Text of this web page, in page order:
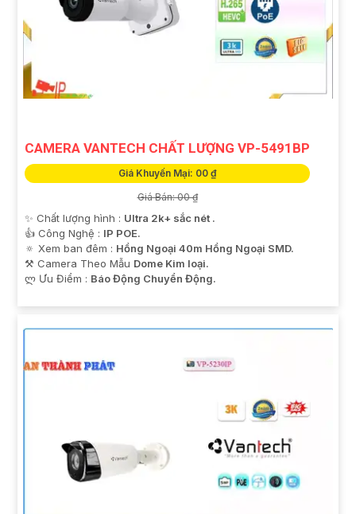
CAMERA VANTECH CHẤT LƯỢNG VP-5491BP
Giá Khuyến Mại: 00 ₫
Giá Bán: 00 ₫
✨ Chất lượng hình : Ultra 2k+ sắc nét .
👍 Công Nghệ : IP POE.
🔅 Xem ban đêm : Hồng Ngoại 40m Hồng Ngoại SMD.
⚒ Camera Theo Mẫu Dome Kim loại.
️ლ Ưu Điểm : Báo Động Chuyển Động.